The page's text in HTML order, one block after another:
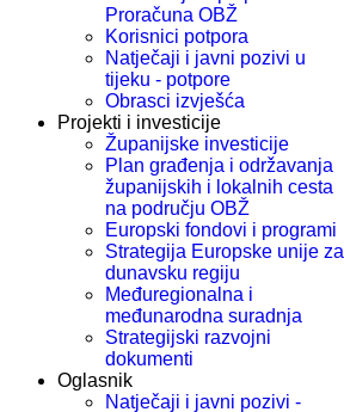
Proračuna OBŽ
Korisnici potpora
Natječaji i javni pozivi u
tijeku - potpore
Obrasci izvješća
Projekti i investicije
Županijske investicije
Plan građenja i održavanja
županijskih i lokalnih cesta
na području OBŽ
Europski fondovi i programi
Strategija Europske unije za
dunavsku regiju
Međuregionalna i
međunarodna suradnja
Strategijski razvojni
dokumenti
Oglasnik
Natječaji i javni pozivi -